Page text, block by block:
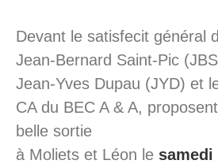
Devant le satisfecit général
Jean-Bernard Saint-Pic
Jean-Yves Dupau (JYD) et
CA du BEC A & A,
belle sortie
à Moliets et Léon le samedi